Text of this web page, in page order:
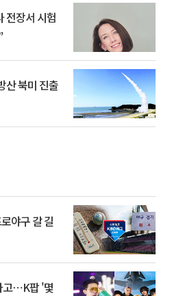
산 북미 진출
야구 갈 길
고⋯K팝 '몇